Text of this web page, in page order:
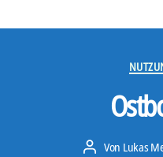
Beitragsautor
Von Lukas